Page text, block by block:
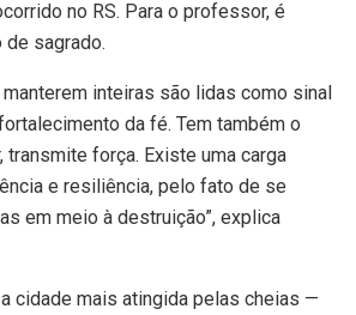
no RS. Para o professor, é
sagrado.
inteiras são lidas como sinal
da fé. Tem também o
transmite força. Existe uma carga
e resiliência, pelo fato de se
em meio à destruição”, explica
cidade mais atingida pelas cheias —